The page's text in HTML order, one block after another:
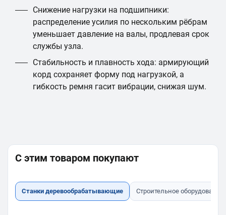
Снижение нагрузки на подшипники:
распределение усилия по нескольким рёбрам
уменьшает давление на валы, продлевая срок
службы узла.
Стабильность и плавность хода: армирующий
корд сохраняет форму под нагрузкой, а
гибкость ремня гасит вибрации, снижая шум.
С этим товаром покупают
Станки деревообрабатывающие Строительное оборудование